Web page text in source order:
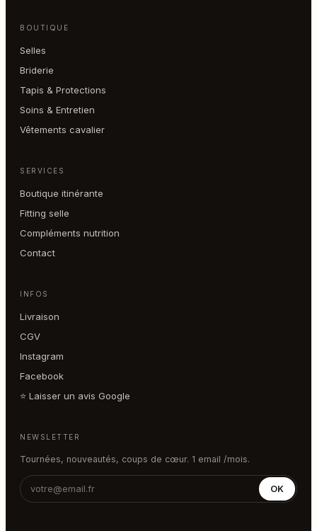
BOUTIQUE
Selles
Briderie
Tapis & Protections
Soins & Entretien
Vêtements cavalier
SERVICES
Boutique itinérante
Fitting selle
Compléments nutrition
Contact
INFOS
Livraison
CGV
Instagram
Facebook
⭐ Laisser un avis Google
NEWSLETTER
Tournées, nouveautés, coups de cœur. 1 email /mois.
OK